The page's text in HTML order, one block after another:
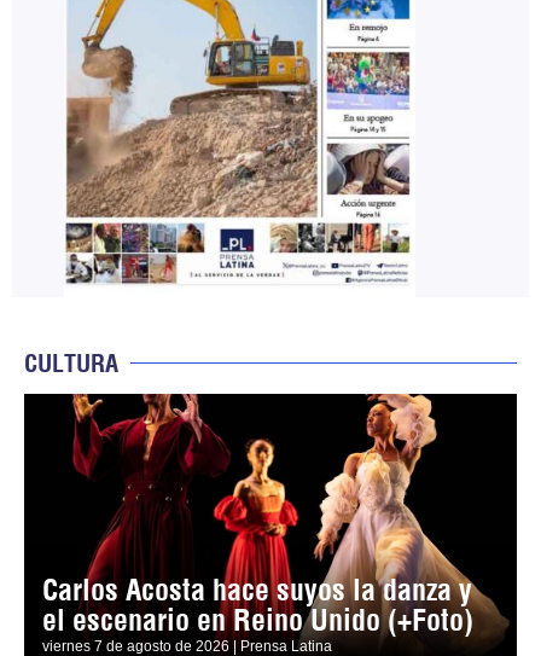
CULTURA
Carlos Acosta hace suyos la danza y
el escenario en Reino Unido (+Foto)
viernes 7 de agosto de 2026 | Prensa Latina